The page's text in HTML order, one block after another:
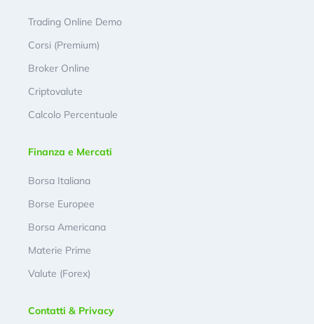
Trading Online Demo
Corsi (Premium)
Broker Online
Criptovalute
Calcolo Percentuale
Finanza e Mercati
Borsa Italiana
Borse Europee
Borsa Americana
Materie Prime
Valute (Forex)
Contatti & Privacy